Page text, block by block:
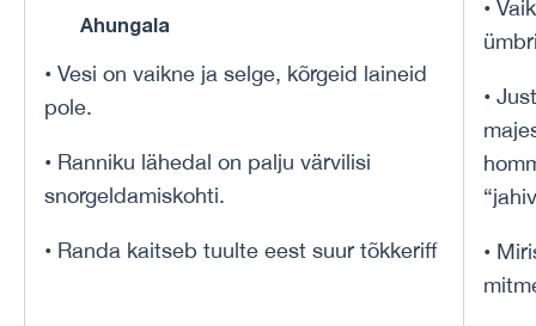
Ahungala
• Vesi on vaikne ja selge, kõrgeid laineid
pole.
• Ranniku lähedal on palju värvilisi
snorgeldamiskohti.
• Randa kaitseb tuulte eest suur tõkkeriff
•
•
•